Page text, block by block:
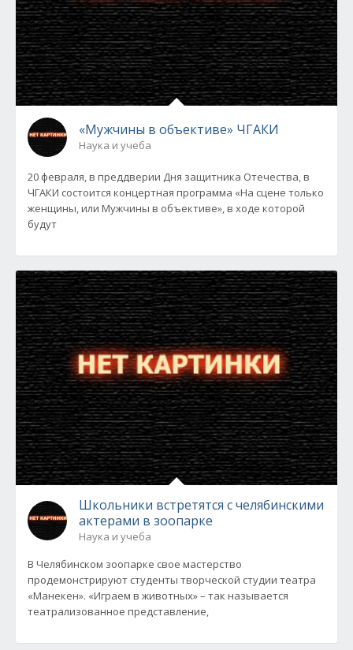
«Мужчины в объективе» ЧГАКИ
Наука и учеба
20 февраля, в преддверии Дня защитника Отечества, в
ЧГАКИ состоится концертная программа «На сцене только
женщины, или Мужчины в объективе», в ходе которой
будут
Школьники встретятся с челябинскими
актерами в зоопарке
Наука и учеба
В Челябинском зоопарке свое мастерство
продемонстрируют студенты творческой студии театра
«Манекен». «Играем в животных» – так называется
театрализованное представление,